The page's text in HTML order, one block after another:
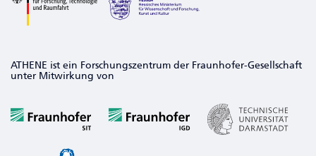
ATHENE ist ein Forschungszentrum der Fraunhofer-Gesellschaft
unter Mitwirkung von